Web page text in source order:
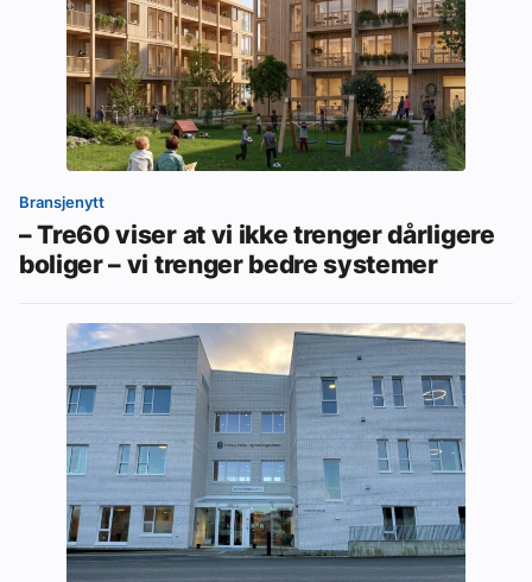
Bransjenytt
– Tre60 viser at vi ikke trenger dårligere
boliger – vi trenger bedre systemer